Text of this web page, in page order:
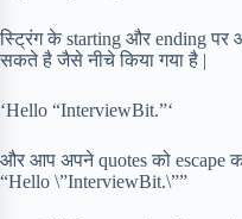
स्ट्रिंग के starting और ending
सकते है जैसे नीचे किया गया है |
‘Hello “InterviewBit.”‘
और आप अपने quotes को escape
“Hello \”InterviewBit.\””